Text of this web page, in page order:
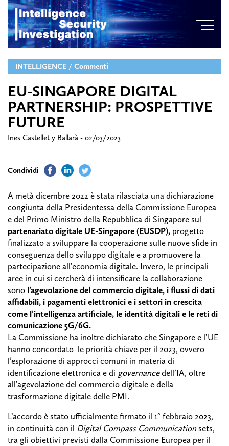
INTELLIGENCE / Commenti
EU-SINGAPORE DIGITAL
PARTNERSHIP: PROSPETTIVE
FUTURE
Ines Castellet y Ballarà - 02/03/2023
A metà dicembre 2022 è stata rilasciata una dichiarazione
congiunta della Presidentessa della Commissione Europea
e del Primo Ministro della Repubblica di Singapore sul
partenariato digitale UE-Singapore (EUSDP), progetto
finalizzato a sviluppare la cooperazione sulle nuove sfide in
conseguenza dello sviluppo digitale e a promuovere la
partecipazione all’economia digitale. Invero, le principali
aree in cui si cercherà di intensificare la collaborazione
sono l’agevolazione del commercio digitale, i flussi di dati
affidabili, i pagamenti elettronici e i settori in crescita
come l’intelligenza artificiale, le identità digitali e le reti di
comunicazione 5G/6G.
La Commissione ha inoltre dichiarato che Singapore e l’UE
hanno concordato le priorità chiave per il 2023, ovvero
l’esplorazione di approcci comuni in materia di
identificazione elettronica e di governancedell’IA, oltre
all’agevolazione del commercio digitale e della
trasformazione digitale delle PMI.
L’accordo è stato ufficialmente firmato il 1° febbraio 2023,
in continuità con il Digital Compass Communicationsets,
tra gli obiettivi previsti dalla Commissione Europea per il